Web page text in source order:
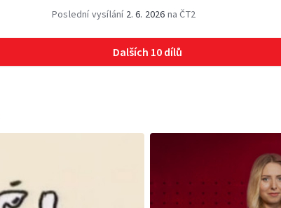
Poslední vysílání 2. 6. 2026 na ČT2
Dalších 10 dílů